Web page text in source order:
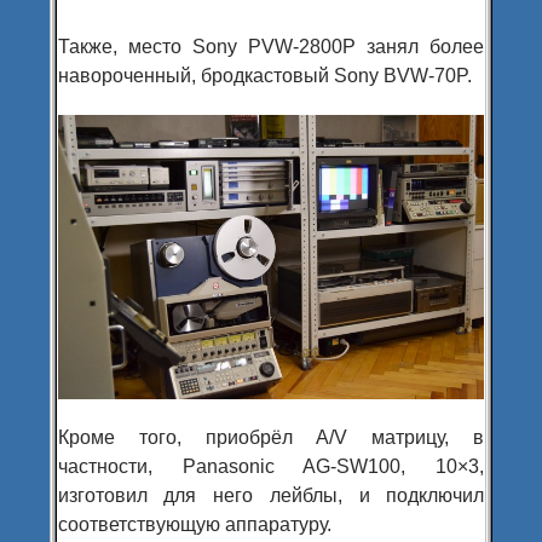
Также, место Sony PVW-2800P занял более
навороченный, бродкастовый Sony BVW-70P.
Кроме того, приобрёл A/V матрицу, в
частности, Panasonic AG-SW100, 10×3,
изготовил для него лейблы, и подключил
соответствующую аппаратуру.